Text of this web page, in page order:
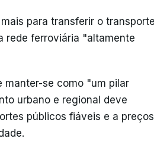
para transferir o transporte
rede ferroviária "altamente
manter-se como "um pilar
urbano e regional deve
públicos fiáveis e a preços